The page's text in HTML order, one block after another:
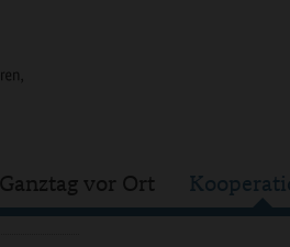
Ganztag vor Ort